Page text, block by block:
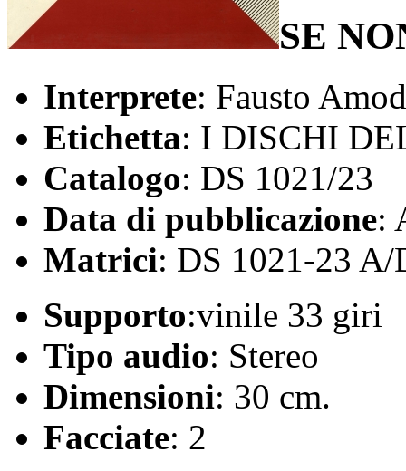
SE
Interprete: Fausto
Etichetta: I DISCHI
Catalogo: DS 1021/23
Data di pubblicazione:
Matrici: DS 1021-23
Supporto:vinile 33 giri
Tipo audio: Stereo
Dimensioni: 30 cm.
Facciate: 2